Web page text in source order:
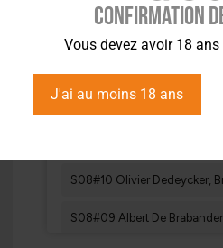
Confirmation
Vous devez avoir 18
J'ai au moins 18 ans